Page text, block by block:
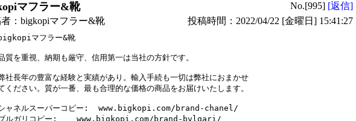
マフラー&靴 No.[995] [返信]
：bigkopiマフラー&靴
投稿時間：2022/04/22 [金曜日] 15:41:27
マフラー&靴
質を重視、納期も厳守、信用第一は当社の方針です。
社長年の豊富な経験と実績があり。輸入手続も一切は弊社におまかせ
ください。質が一番、最も合理的な価格の商品をお届けいたします。
ャネルスーパーコピー:  www.bigkopi.com/brand-chanel/
ルガリコピー:    www.bigkopi.com/brand-bvlgari/